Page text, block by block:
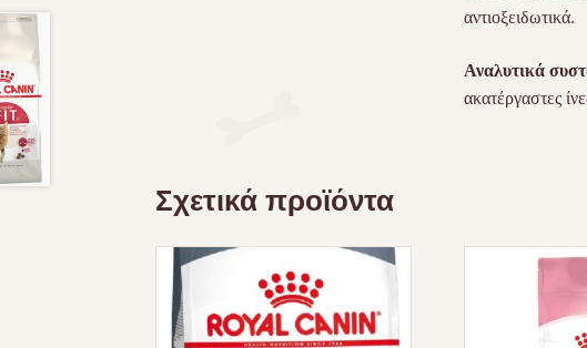
αντιοξειδωτικά.
Αναλυτικά
ακατέργαστες
Σχετικά προϊόντα